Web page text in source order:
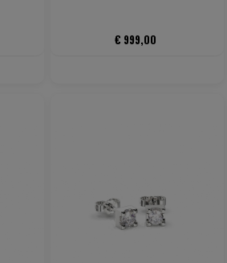
€ 999,00